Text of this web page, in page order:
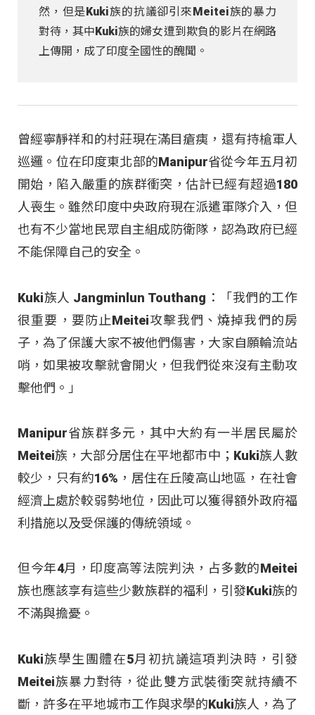
然，但是Kuki族的抗議卻引來Meitei族的暴力
對待，其中Kuki族的婦女遭到欺負的影片在網路
上傳開，成了印度全國性的醜聞。
曾經寧靜祥和的村莊現在滿目瘡痍，還有持槍軍人
巡邏。位在印度東北部的Manipur省從今年五月初
開始，陷入嚴重的族群衝突，估計已經有超過180
人喪生。雖然印度中央政府現在派遣軍隊介入，但
也有不少當地民眾自主組成防衛隊，認為政府已經
不能保障自己的安全。
Kuki族人 Jangminlun Touthang：「我們的工作
很重要，要防止Meitei攻擊我們、燒掉我們的房
子，為了保護大家不被他們傷害，大家自願輪流站
哨，如果被攻擊就會開火，但我們從來沒有主動攻
擊他們。」
Manipur省族群多元，其中大約有一半居民屬於
Meitei族，大部分居住在平地都市中；Kuki族人數
較少，只有約16%，居住在丘陵高山地區，在社會
經濟上處於較弱勢地位，因此可以獲得額外政府福
利措施以及受保護的傳統領域。
但今年4月，印度高等法院判決，占多數的Meitei
族也應該享有這些少數族群的福利，引發Kuki族的
不滿與擔憂。
Kuki族學生團體在5月初抗議這項判決時，引發
Meitei族暴力對待，從此雙方武裝衝突就持續不
斷，許多在平地城市工作與求學的Kuki族人，為了